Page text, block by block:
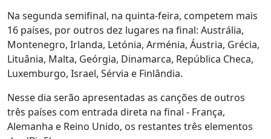
Na segunda semifinal, na quinta-feira, competem mais
16 países, por outros dez lugares na final: Austrália,
Montenegro, Irlanda, Letónia, Arménia, Áustria, Grécia,
Lituânia, Malta, Geórgia, Dinamarca, República Checa,
Luxemburgo, Israel, Sérvia e Finlândia.
Nesse dia serão apresentadas as canções de outros
três países com entrada direta na final - França,
Alemanha e Reino Unido, os restantes três elementos